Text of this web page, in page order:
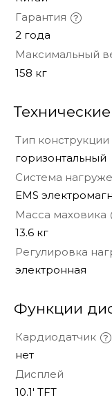
Гарантия
2 года
Максимальный
158 кг
Тип конструкции
горизонтальный
Система
EMS
Масса маховика
13.6 кг
Регулировка
электронная
Функции
Кардиодатчик
нет
Дисплей
10.1' TFT